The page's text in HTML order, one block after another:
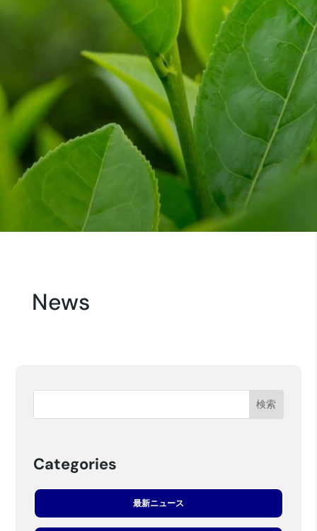
News
Categories
最新ニュース